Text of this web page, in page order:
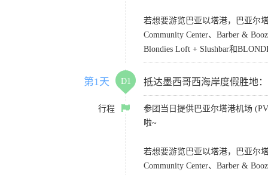
若想要游览巴亚以塔港，巴亚尔
Community Center、Barber &
Blondies Loft + Slushbar和
第1天 D1 抵达墨西哥西海岸度假胜地：
行程
参团当日提供巴亚尔塔港机场
啦~
若想要游览巴亚以塔港，巴亚尔
Community Center、Barber &